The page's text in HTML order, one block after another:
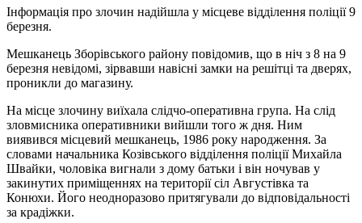
Інформація про злочин надійшла у місцеве відділення поліції 9
березня.
Мешканець Зборівського району повідомив, що в ніч з 8 на 9
березня невідомі, зірвавши навісні замки на решітці та дверях,
проникли до магазину.
На місце злочину виїхала слідчо-оперативна група. На слід
зловмисника оперативники вийшли того ж дня. Ним
виявився місцевий мешканець, 1986 року народження. За
словами начальника Козівського відділення поліції Михайла
Швайки, чоловіка вигнали з дому батьки і він ночував у
закинутих приміщеннях на території сіл Августівка та
Конюхи. Його неодноразово притягували до відповідальності
за крадіжки.